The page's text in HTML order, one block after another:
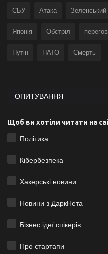
СБУ Атака Зеленський
Японія Обстріл
Путін НАТО Смерть
ОПИТУВАННЯ
Щоб ви хотіли читати на
Політика
Кібербезпека
Хакерські новини
Новини з ДаркНета
Бізнес ідеї спікерів
Про стартапи